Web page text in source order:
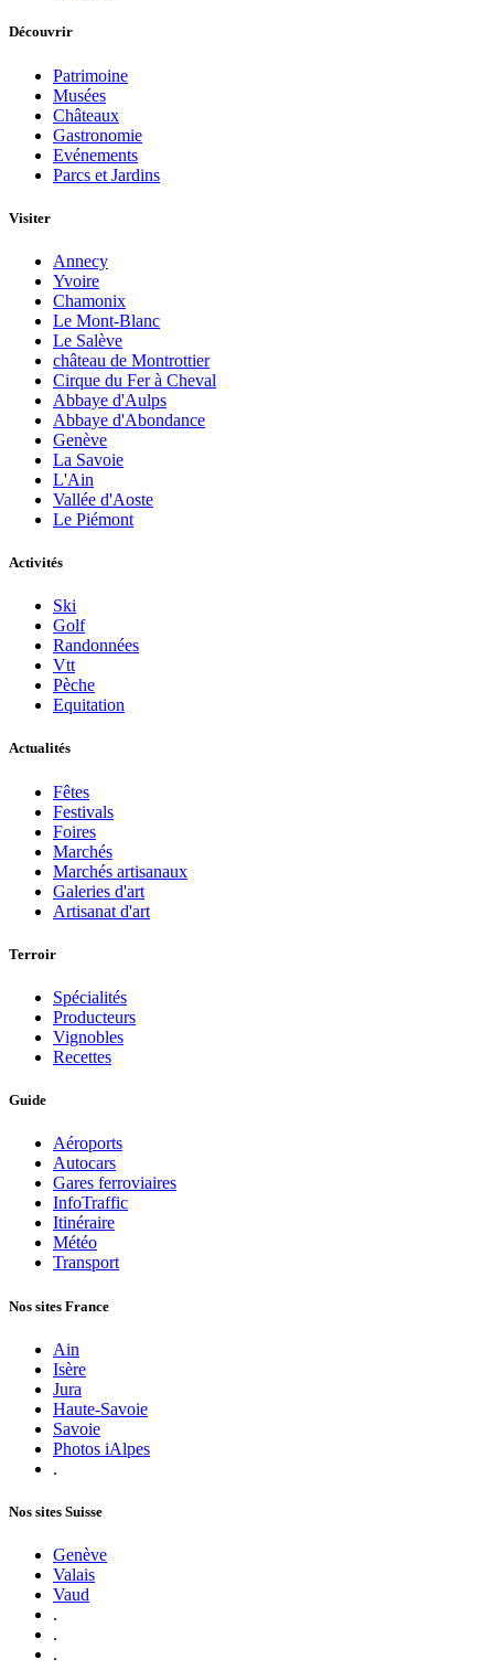
Découvrir
Patrimoine
Musées
Châteaux
Gastronomie
Evénements
Parcs et Jardins
Visiter
Annecy
Yvoire
Chamonix
Le Mont-Blanc
Le Salève
château de Montrottier
Cirque du Fer à Cheval
Abbaye d'Aulps
Abbaye d'Abondance
Genève
La Savoie
L'Ain
Vallée d'Aoste
Le Piémont
Activités
Ski
Golf
Randonnées
Vtt
Pèche
Equitation
Actualités
Fêtes
Festivals
Foires
Marchés
Marchés artisanaux
Galeries d'art
Artisanat d'art
Terroir
Spécialités
Producteurs
Vignobles
Recettes
Guide
Aéroports
Autocars
Gares ferroviaires
InfoTraffic
Itinéraire
Météo
Transport
Nos sites France
Ain
Isère
Jura
Haute-Savoie
Savoie
Photos iAlpes
.
Nos sites Suisse
Genève
Valais
Vaud
.
.
.